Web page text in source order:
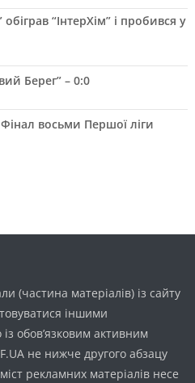
“ІнтерХім” і пробився у
Берег” – 0:0
восьми Першої ліги
(частина матеріалів) із сайту
іншими
обов’язковим активним
не нижче другого абзацу
рекламних матеріалів несе